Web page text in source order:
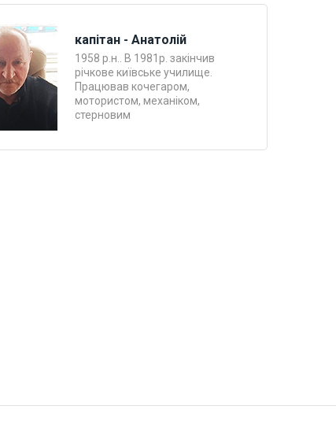
капітан - Анатолій
1958 р.н.. В 1981р. закінчив
річкове київське училище.
Працював кочегаром,
мотористом, механіком,
стерновим